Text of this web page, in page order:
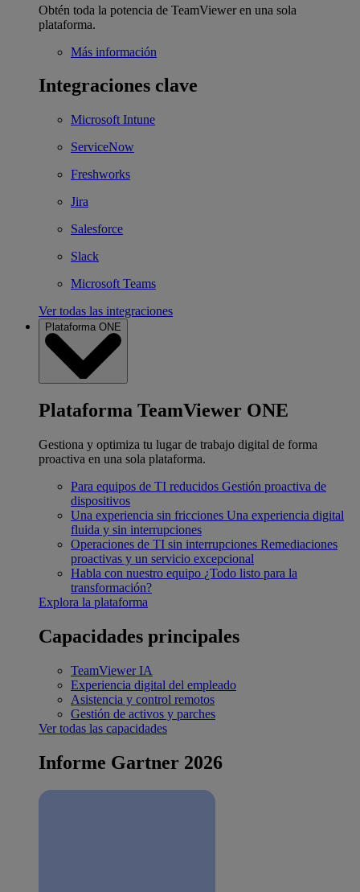
Obtén toda la potencia de TeamViewer en una sola
plataforma.
Más información
Integraciones clave
Microsoft Intune
ServiceNow
Freshworks
Jira
Salesforce
Slack
Microsoft Teams
Ver todas las integraciones
Plataforma ONE
Plataforma TeamViewer ONE
Gestiona y optimiza tu lugar de trabajo digital de forma
proactiva en una sola plataforma.
Para equipos de TI reducidos Gestión proactiva de
dispositivos
Una experiencia sin fricciones Una experiencia digital
fluida y sin interrupciones
Operaciones de TI sin interrupciones Remediaciones
proactivas y un servicio excepcional
Habla con nuestro equipo ¿Todo listo para la
transformación?
Explora la plataforma
Capacidades principales
TeamViewer IA
Experiencia digital del empleado
Asistencia y control remotos
Gestión de activos y parches
Ver todas las capacidades
Informe Gartner 2026